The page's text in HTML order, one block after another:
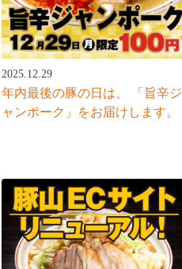
2025.12.29
年内最後の豚の日は、 「旨辛ジ
ャンポーク」をお届けします。